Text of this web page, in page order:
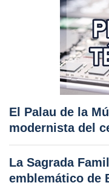
El Palau de la
modernista del
La Sagrada
emblemático de